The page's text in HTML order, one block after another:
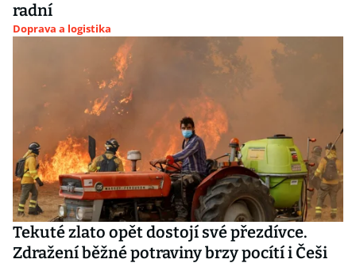
radní
Doprava a logistika
Tekuté zlato opět dostojí své přezdívce.
Zdražení běžné potraviny brzy pocítí i Češi